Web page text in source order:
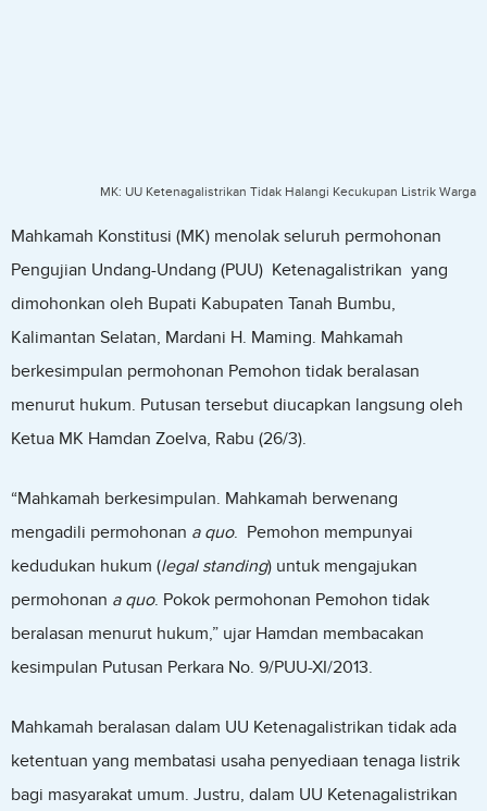
MK: UU Ketenagalistrikan Tidak Halangi Kecukupan Listrik Warga
Mahkamah Konstitusi (MK) menolak seluruh permohonan
Pengujian Undang-Undang (PUU) Ketenagalistrikan yang
dimohonkan oleh Bupati Kabupaten Tanah Bumbu,
Kalimantan Selatan, Mardani H. Maming. Mahkamah
berkesimpulan permohonan Pemohon tidak beralasan
menurut hukum. Putusan tersebut diucapkan langsung oleh
Ketua MK Hamdan Zoelva, Rabu (26/3).
“Mahkamah berkesimpulan. Mahkamah berwenang
mengadili permohonan a quo. Pemohon mempunyai
kedudukan hukum (legal standing) untuk mengajukan
permohonan a quo. Pokok permohonan Pemohon tidak
beralasan menurut hukum,” ujar Hamdan membacakan
kesimpulan Putusan Perkara No. 9/PUU-XI/2013.
Mahkamah beralasan dalam UU Ketenagalistrikan tidak ada
ketentuan yang membatasi usaha penyediaan tenaga listrik
bagi masyarakat umum. Justru, dalam UU Ketenagalistrikan